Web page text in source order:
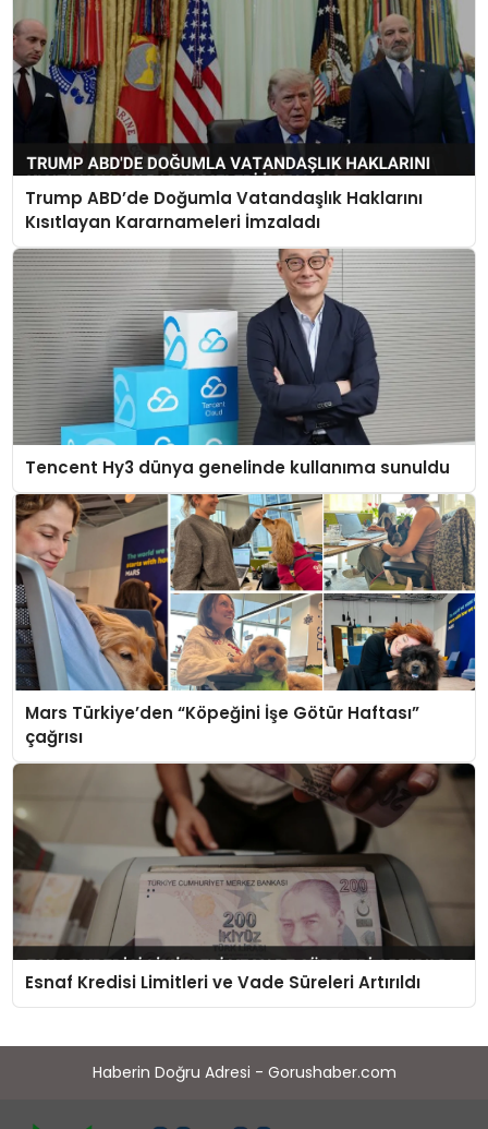
Trump ABD’de Doğumla Vatandaşlık Haklarını
Kısıtlayan Kararnameleri İmzaladı
Tencent Hy3 dünya genelinde kullanıma sunuldu
Mars Türkiye’den “Köpeğini İşe Götür Haftası”
çağrısı
Esnaf Kredisi Limitleri ve Vade Süreleri Artırıldı
Haberin Doğru Adresi - Gorushaber.com